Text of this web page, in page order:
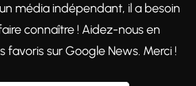
média indépendant, il a besoin
connaître ! Aidez-nous en
favoris sur Google News. Merci !